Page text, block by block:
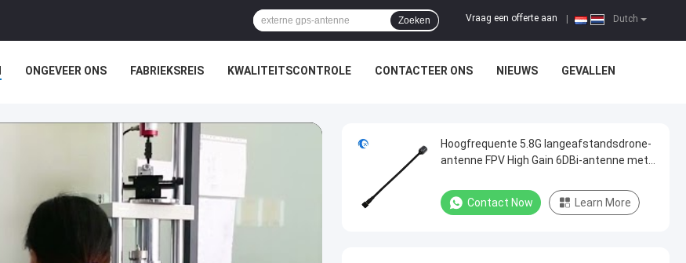
Dutch
Vraag een offerte aan
Zoeken
ONGEVEER ONS FABRIEKSREIS KWALITEITSCONTROLE CONTACTEER ONS NIEUWS GEVALLEN
Hoogfrequente 5.8G langeafstandsdrone-
antenne FPV High Gain 6DBi-antenne met
Contact Now Learn More